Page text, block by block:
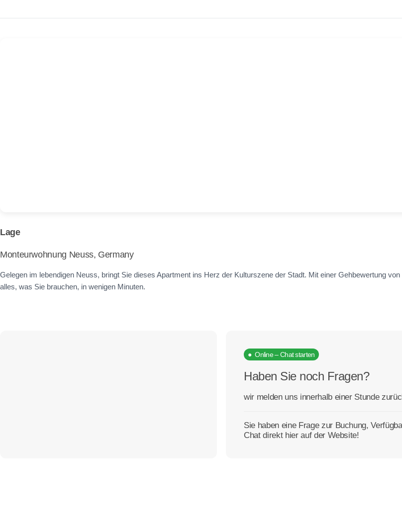
Lage
Monteurwohnung Neuss, Germany
Gelegen im lebendigen Neuss, bringt Sie dieses Apartment ins Herz der Kulturszene der Stadt. Mit einer Gehbewertung von
alles, was Sie brauchen, in wenigen Minuten.
● Online – Chat starten
Haben Sie noch Fragen?
wir melden uns innerhalb einer Stunde
Sie haben eine Frage zur Buchung,
Chat direkt hier auf der Website!